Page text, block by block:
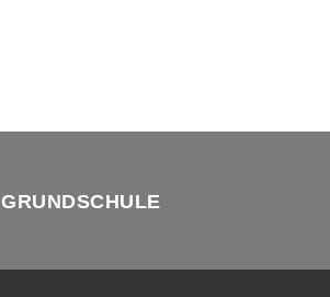
GRUNDSCHULE